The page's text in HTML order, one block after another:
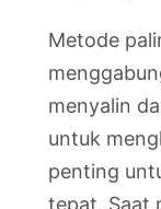
Metode
menyalin
untuk
penting
tepat. Saat